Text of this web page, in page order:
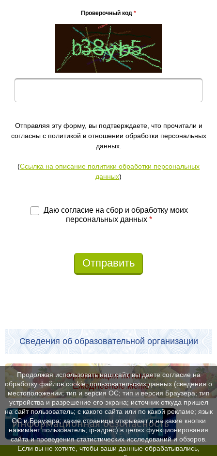
Проверочный код *
Отправляя эту форму, вы подтверждаете, что прочитали и
согласны с политикой в отношении обработки персональных
данных.
(Ссылка на описание политики обработки персональных
данных)
Даю согласие на сбор и обработку моих
персональных данных *
Отправить
Сведения об образовательной организации
Организация питания.
Ежедневные меню
Информационная безопасность
Продолжая использовать наш сайт, вы даете согласие на
обработку файлов cookie, пользовательских данных (сведения о
местоположении; тип и версия ОС; тип и версия Браузера; тип
устройства и разрешение его экрана; источник откуда пришел
на сайт пользователь; с какого сайта или по какой рекламе; язык
ОС и Браузера; какие страницы открывает и на какие кнопки
нажимает пользователь; ip-адрес) в целях функционирования
сайта и проведения статистических исследований и обзоров.
Если вы не хотите, чтобы ваши данные обрабатывались,